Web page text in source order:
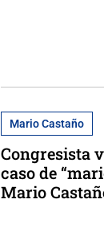
Mario Castaño
Congresista
caso de
Mario